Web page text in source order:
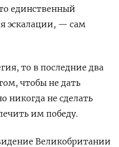
единственный
эскалации, — сам
то в последние два
чтобы не дать
никогда не сделать
им победу.
Великобритании